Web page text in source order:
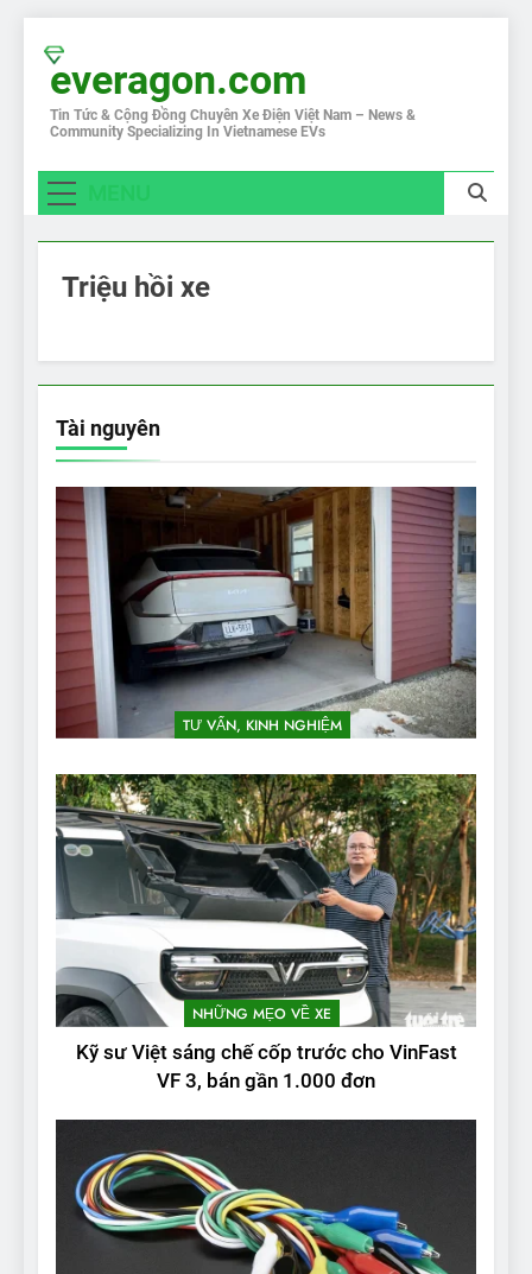
content
everagon.com
Tin Tức & Cộng Đồng Chuyên Xe Điện Việt Nam – News &
Community Specializing In Vietnamese EVs
Tài nguyên
TƯ VẤN, KINH NGHIỆM
NHỮNG MẸO VỀ XE
Kỹ sư Việt sáng chế cốp trước cho VinFast
VF 3, bán gần 1.000 đơn
Triệu hồi xe